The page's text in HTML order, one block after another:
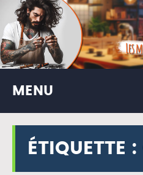
MENU
ÉTIQUETTE :